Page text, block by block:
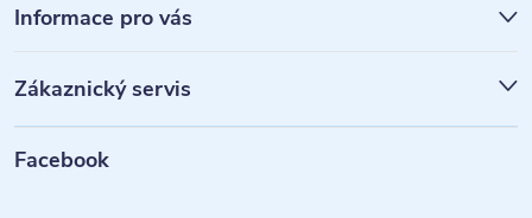
á
p
a
Informace pro vás
Zákaznický servis
Facebook